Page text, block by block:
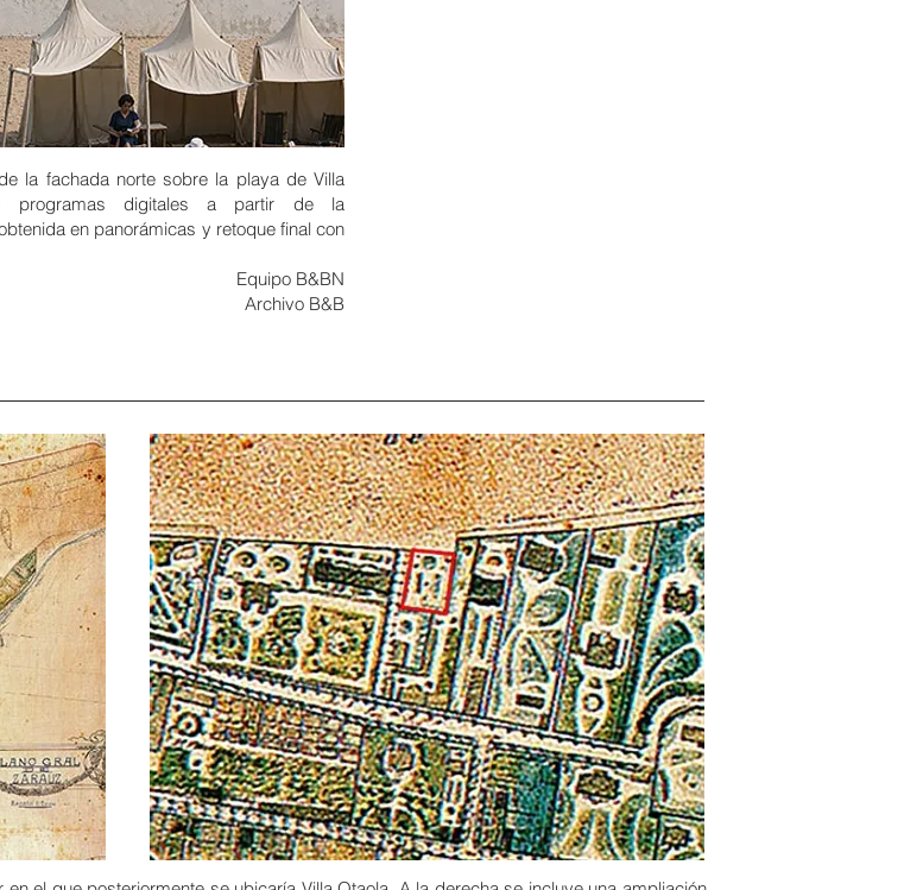
la fachada norte sobre la playa de Villa
programas digitales a partir de la
en panorámicas y retoque final con
Equipo B&BN
Archivo B&B